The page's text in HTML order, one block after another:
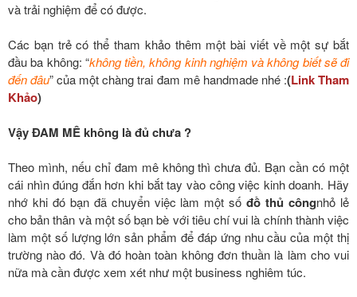
và trải nghiệm để có được.
Các bạn trẻ có thể tham khảo thêm một bài viết về một sự bắt
đầu ba không: “không tiền, không kinh nghiệm và không biết sẽ đi
đến đâu” của một chàng trai đam mê handmade nhé :(Link Tham
Khảo)
Vậy ĐAM MÊ không là đủ chưa ?
Theo mình, nếu chỉ đam mê không thì chưa đủ. Bạn cần có một
cái nhìn đúng đắn hơn khi bắt tay vào công việc kinh doanh. Hãy
nhớ khi đó bạn đã chuyển việc làm một sốđồ thủ côngnhỏ lẻ
cho bản thân và một số bạn bè với tiêu chí vui là chính thành việc
làm một số lượng lớn sản phẩm để đáp ứng nhu cầu của một thị
trường nào đó. Và đó hoàn toàn không đơn thuần là làm cho vui
nữa mà cần được xem xét như một business nghiêm túc.